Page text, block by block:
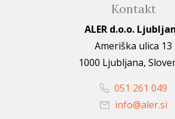
Kontakt
ALER d.o.o.
Ameriška ulica 13
1000 Ljubljana,
051 261 049
info@aler.si